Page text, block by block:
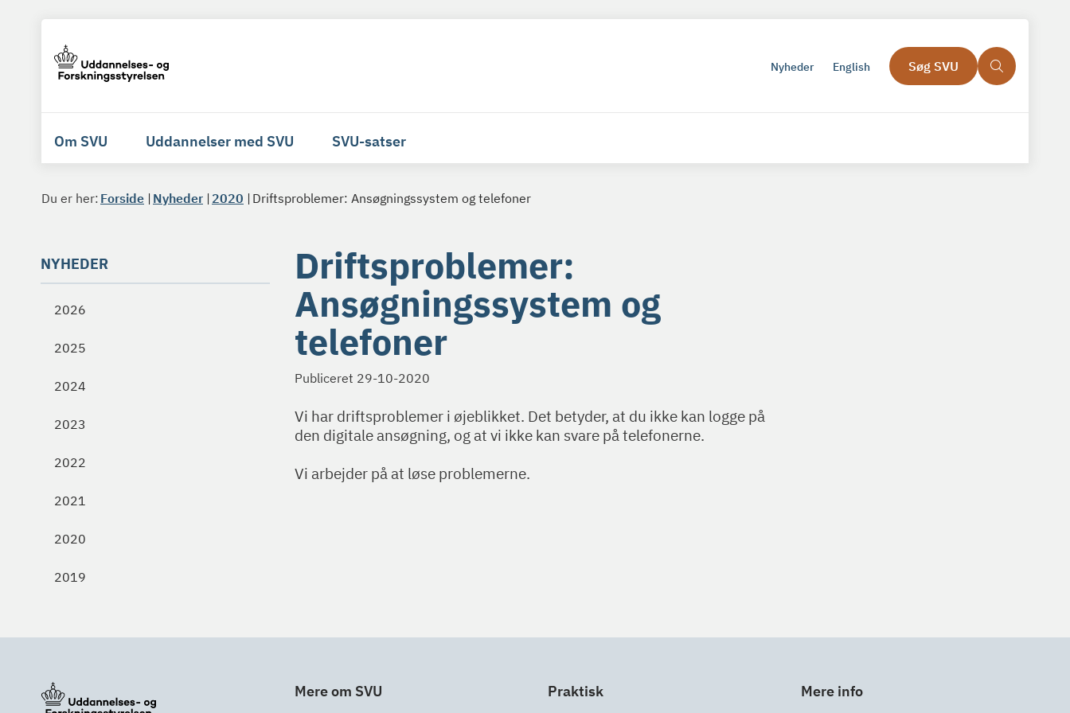
Nyheder English Søg SVU
Om SVU Uddannelser med SVU SVU-satser
Du er her: Forside Nyheder 2020 Driftsproblemer: Ansøgningssystem og telefoner
NYHEDER
2026
2025
2024
2023
2022
2021
2020
2019
Driftsproblemer:
Ansøgningssystem og
telefoner
Publiceret 29-10-2020
Vi har driftsproblemer i øjeblikket. Det betyder, at du ikke kan logge på
den digitale ansøgning, og at vi ikke kan svare på telefonerne.
Vi arbejder på at løse problemerne.
Mere om SVU Praktisk Mere info